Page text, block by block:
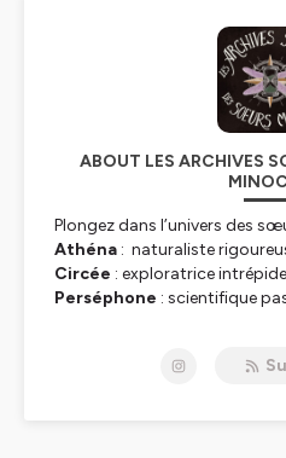
ABOUT LES ARCHIVES
Plongez dans l’univers des
Athéna : naturaliste
Circée : exploratrice
Perséphone : scientifique
Eugène, deux archivistes aux